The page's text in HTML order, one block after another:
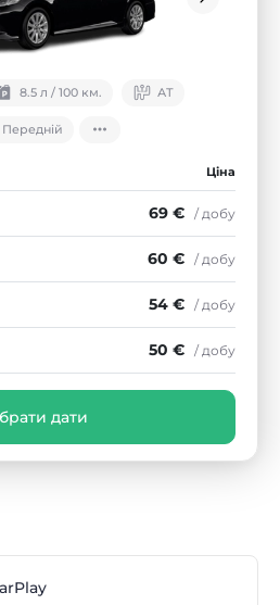
8.5 л / 100 км. АТ
Передній
Ціна
69 € / добу
60 € / добу
54 € / добу
50 € / добу
дати